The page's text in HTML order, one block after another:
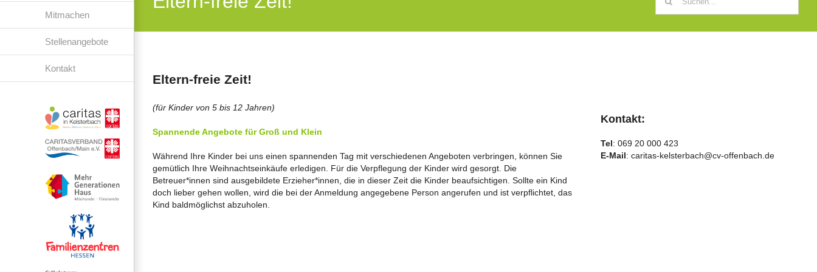
Mitmachen
Stellenangebote
Kontakt
nach:
Eltern-freie Zeit!
(für Kinder von 5 bis 12 Jahren)
Spannende Angebote für Groß und Klein
Während Ihre Kinder bei uns einen spannenden Tag mit verschiedenen Angeboten verbringen, können Sie
gemütlich Ihre Weihnachtseinkäufe erledigen. Für die Verpflegung der Kinder wird gesorgt. Die
Betreuer*innen sind ausgebildete Erzieher*innen, die in dieser Zeit die Kinder beaufsichtigen. Sollte ein Kind
doch lieber gehen wollen, wird die bei der Anmeldung angegebene Person angerufen und ist verpflichtet, das
Kind baldmöglichst abzuholen.
Kontakt:
Tel: 069 20 000 423
E-Mail: caritas-kelsterbach@cv-offenbach.de